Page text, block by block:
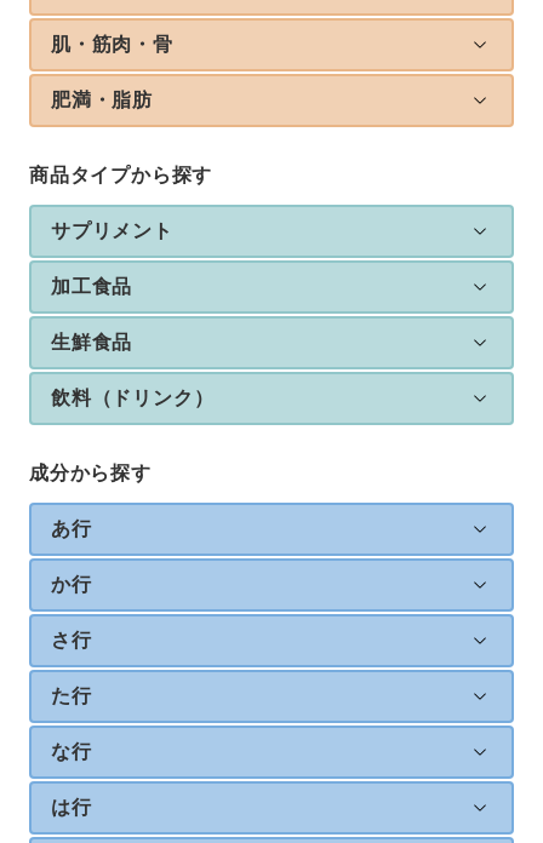
肌・筋肉・骨
肥満・脂肪
商品タイプから探す
サプリメント
加工食品
生鮮食品
飲料（ドリンク）
成分から探す
あ行
か行
さ行
た行
な行
は行